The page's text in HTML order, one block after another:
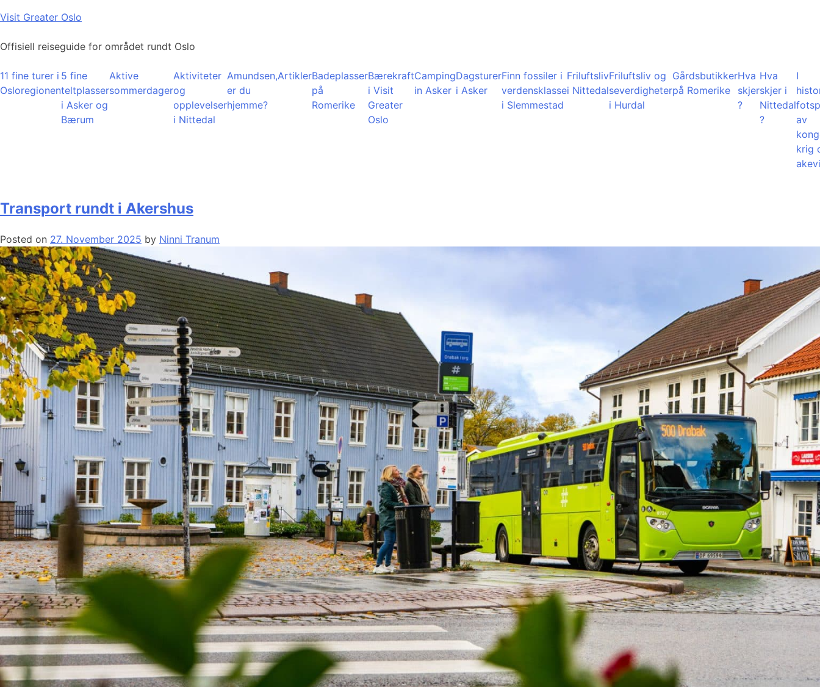
Skip
content
Visit Greater Oslo
Offisiell reiseguide for området rundt Oslo
11 fine turer i
Osloregionen
5 fine
teltplasser
i Asker og
Bærum
Aktive
sommerdager
Aktiviteter
og
opplevelser
i Nittedal
Amundsen,
er du
hjemme?
ArtiklerBadeplasser
på
Romerike
Bærekraft
i Visit
Greater
Oslo
Camping
in Asker
Dagsturer
i Asker
Finn fossiler i
verdensklasse
i Slemmestad
Friluftsliv
i Nittedal
Friluftsliv og
severdigheter
i Hurdal
Gårdsbutikker
på Romerike
Hva
skjer
?
Hva
skjer i
Nittedal
?
I
av
krig
Transport rundt i Akershus
Posted on 27. November 2025 by Ninni Tranum